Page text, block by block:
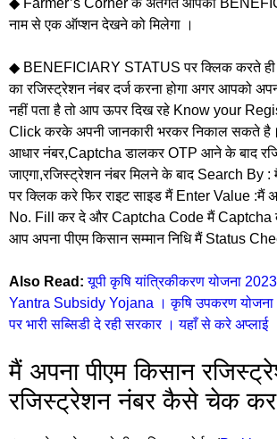
नाम से एक ऑप्शन देखने को मिलेगा ।
◆ BENEFICIARY STATUS पर क्लिक करते ही
का रजिस्ट्रेशन नंबर दर्ज करना होगा अगर आपको
नहीं पता है तो आप ऊपर दिख रहे Know your
Click करके अपनी जानकारी भरकर निकाल सकते
आधार नंबर,Captcha डालकर OTP आने के बाद
जाएगा,रजिस्ट्रेशन नंबर मिलने के बाद Search By
पर क्लिक करे फिर राइट साइड मैं Enter Value :मैं
No. Fill कर दे और Captcha Code मैं Captcha
आप अपना पीएम किसान सम्मान निधि मैं Status
Also Read: यूपी कृषि यांत्रिकीकरण योजना
Yantra Subsidy Yojana । कृषि उपकरण योजना
पर भारी सब्सिडी दे रही सरकार । यहाँ से करे अप्लाई
मैं अपना पीएम किसान
रजिस्ट्रेशन नंबर कैसे चेक